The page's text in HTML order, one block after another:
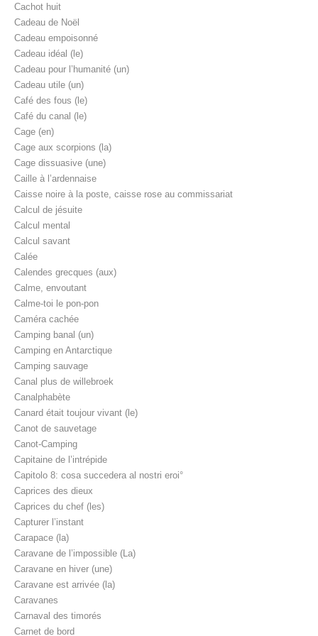
Cachot huit
Cadeau de Noël
Cadeau empoisonné
Cadeau idéal (le)
Cadeau pour l’humanité (un)
Cadeau utile (un)
Café des fous (le)
Café du canal (le)
Cage (en)
Cage aux scorpions (la)
Cage dissuasive (une)
Caille à l’ardennaise
Caisse noire à la poste, caisse rose au commissariat
Calcul de jésuite
Calcul mental
Calcul savant
Calée
Calendes grecques (aux)
Calme, envoutant
Calme-toi le pon-pon
Caméra cachée
Camping banal (un)
Camping en Antarctique
Camping sauvage
Canal plus de willebroek
Canalphabète
Canard était toujour vivant (le)
Canot de sauvetage
Canot-Camping
Capitaine de l’intrépide
Capitolo 8: cosa succedera al nostri eroi°
Caprices des dieux
Caprices du chef (les)
Capturer l’instant
Carapace (la)
Caravane de l’impossible (La)
Caravane en hiver (une)
Caravane est arrivée (la)
Caravanes
Carnaval des timorés
Carnet de bord